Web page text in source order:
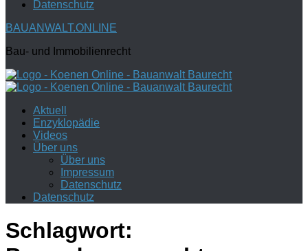
Datenschutz
BAUANWALT.ONLINE
Bau- und Immobilienrecht
Aktuell
Enzyklopädie
Videos
Über uns
Über uns
Impressum
Datenschutz
Datenschutz
Schlagwort: